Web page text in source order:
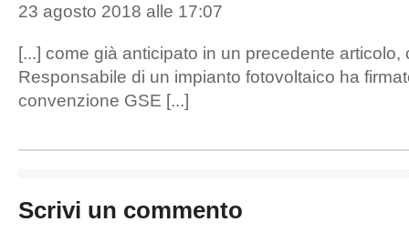
23 agosto 2018 alle 17:07
[...] come già anticipato in un precedente articolo,
Responsabile di un impianto fotovoltaico ha
convenzione GSE [...]
Scrivi un commento